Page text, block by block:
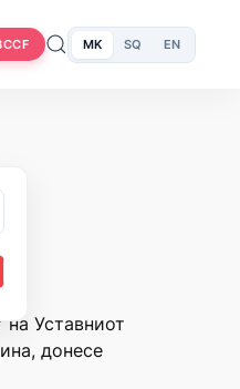
MK SQ EN
Уставниот
донесе